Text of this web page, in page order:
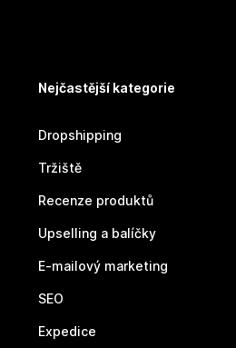
Nejčastější kategorie
Dropshipping
Tržiště
Recenze produktů
Upselling a balíčky
E-mailový marketing
SEO
Expedice